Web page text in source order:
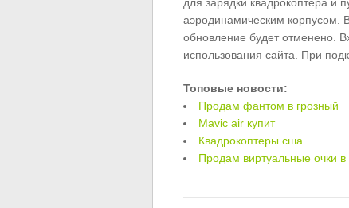
аэродинамическим корпусом.
обновление будет отменено.
использования сайта. При
Топовые новости:
Продам фантом в грозный
Mavic air купит
Квадрокоптеры сша
Продам виртуальные очки в